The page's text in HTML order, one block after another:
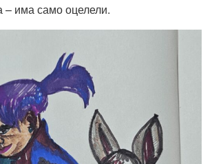
– има само оцелели.